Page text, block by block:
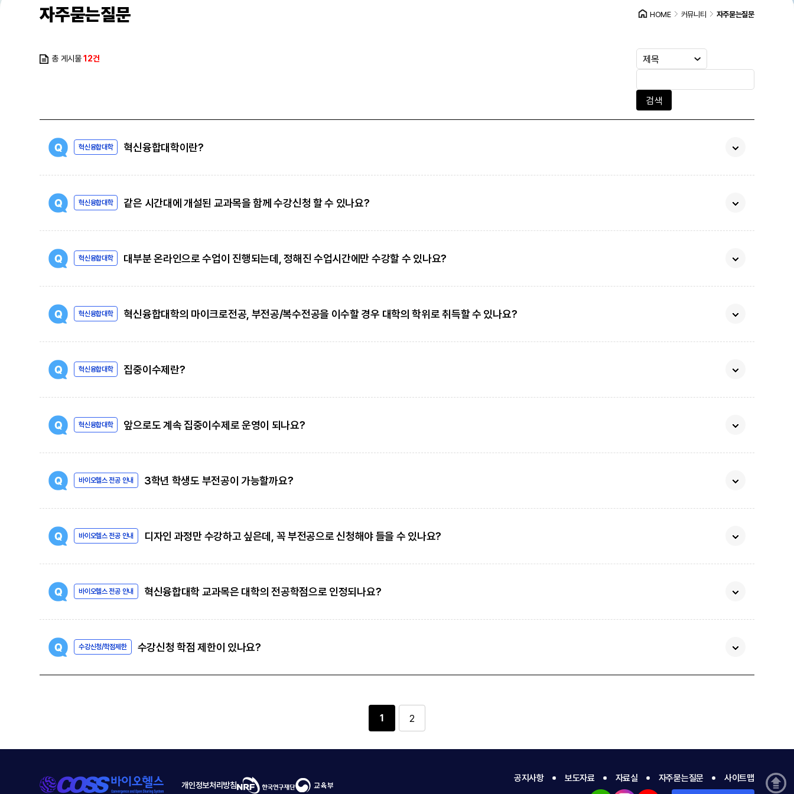
자주묻는질문 HOME 커뮤니티 자주묻는질문
총 게시물12건
검색
혁신융합대학 혁신융합대학이란?
혁신융합대학 같은 시간대에 개설된 교과목을 함께 수강신청 할 수 있나요?
혁신융합대학 대부분 온라인으로 수업이 진행되는데, 정해진 수업시간에만 수강할 수 있나요?
혁신융합대학 혁신융합대학의 마이크로전공, 부전공/복수전공을 이수할 경우 대학의 학위로 취득할 수 있나요?
혁신융합대학 집중이수제란?
혁신융합대학 앞으로도 계속 집중이수제로 운영이 되나요?
바이오헬스 전공 안내 3학년 학생도 부전공이 가능할까요?
바이오헬스 전공 안내 디자인 과정만 수강하고 싶은데, 꼭 부전공으로 신청해야 들을 수 있나요?
바이오헬스 전공 안내 혁신융합대학 교과목은 대학의 전공학점으로 인정되나요?
수강신청/학점제한 수강신청 학점 제한이 있나요?
1 2
개인정보처리방침
공지사항 보도자료 자료실 자주묻는질문 사이트맵